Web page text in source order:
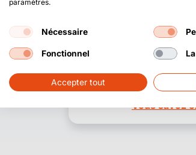
Vous savez
paramètres.
Nécessaire
Fonctionnel
Accepter tout